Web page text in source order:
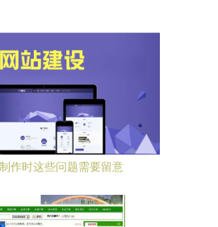
作时这些问题需要留意